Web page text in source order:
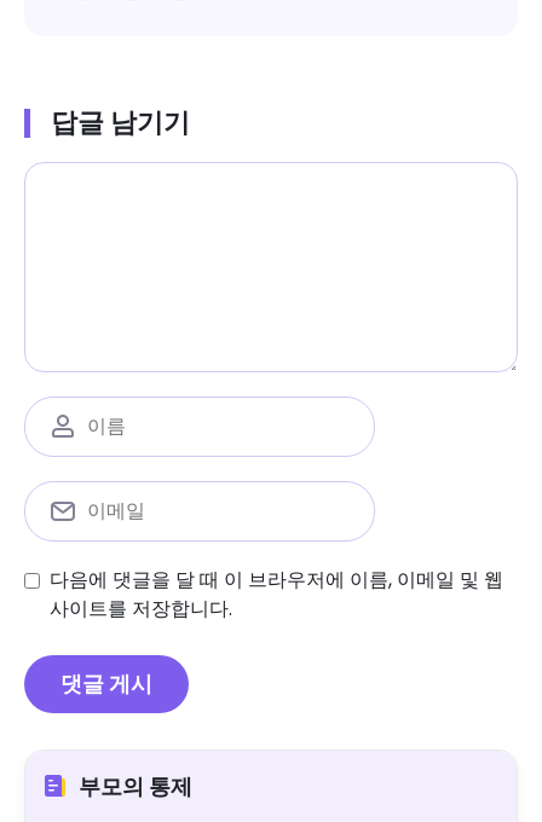
답글 남기기
다음에 댓글을 달 때 이 브라우저에 이름, 이메일 및 웹
사이트를 저장합니다.
부모의 통제